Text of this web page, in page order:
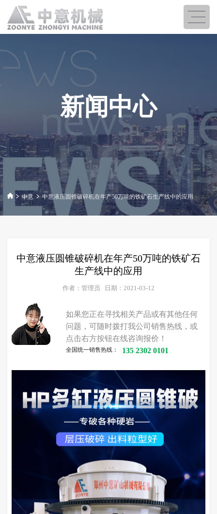
新闻中心
中意 中意液压圆锥破碎机在年产50万吨的铁矿石生产线中的应用
中意液压圆锥破碎机在年产50万吨的铁矿石
生产线中的应用
作者：管理员 日期：2021-03-12
如果您正在寻找相关产品或有其他任何
问题，可随时拨打我公司销售热线，或
点击右方按钮在线咨询报价！
全国统一销售热线： 135 2302 0101